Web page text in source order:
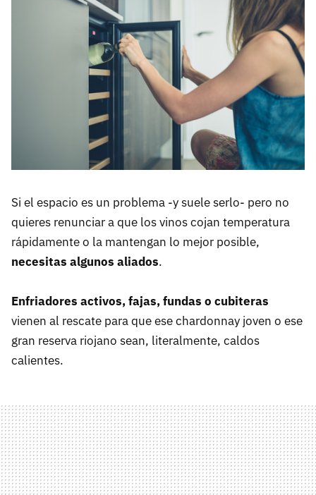
Si el espacio es un problema -y suele serlo- pero no
quieres renunciar a que los vinos cojan temperatura
rápidamente o la mantengan lo mejor posible,
necesitas algunos aliados.
Enfriadores activos, fajas, fundas o cubiteras
vienen al rescate para que ese chardonnay joven o ese
gran reserva riojano sean, literalmente, caldos
calientes.